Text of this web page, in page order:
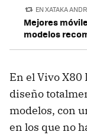
EN XATAKA
Mejores
modelos
En el Vivo
diseño
modelos, con
en los que no